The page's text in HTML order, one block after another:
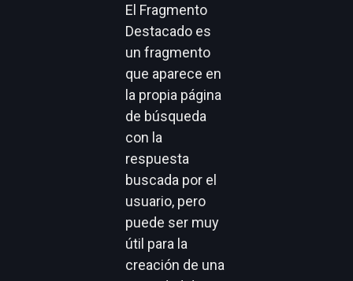
El Fragmento
Destacado es
un fragmento
que aparece en
la propia página
de búsqueda
con la
respuesta
buscada por el
usuario, pero
puede ser muy
útil para la
creación de una